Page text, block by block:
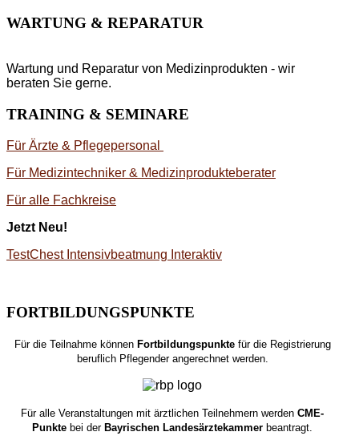
WARTUNG & REPARATUR
Wartung und Reparatur von Medizinprodukten - wir
beraten Sie gerne.
TRAINING & SEMINARE
Für Ärzte & Pflegepersonal
Für Medizintechniker & Medizinprodukteberater
Für alle Fachkreise
Jetzt Neu!
TestChest Intensivbeatmung Interaktiv
FORTBILDUNGSPUNKTE
Für die Teilnahme könnenFortbildungspunktefür die Registrierung
beruflich Pflegender angerechnet werden.
Für alle Veranstaltungen mit ärztlichen Teilnehmern werdenCME-
Punkte bei derBayrischen Landesärztekammer beantragt.